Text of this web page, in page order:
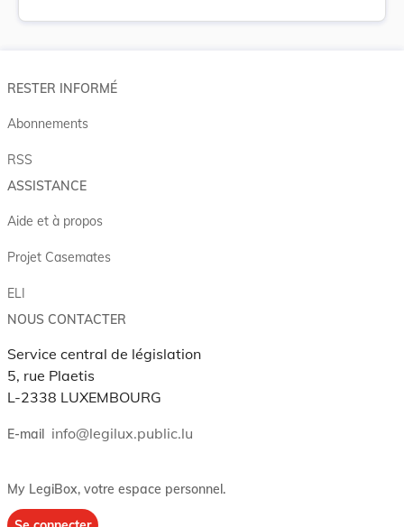
RESTER INFORMÉ
Abonnements
RSS
ASSISTANCE
Aide et à propos
Projet Casemates
ELI
NOUS CONTACTER
Service central de législation
5, rue Plaetis
L-2338 LUXEMBOURG
E-mail info@legilux.public.lu
My LegiBox, votre espace personnel.